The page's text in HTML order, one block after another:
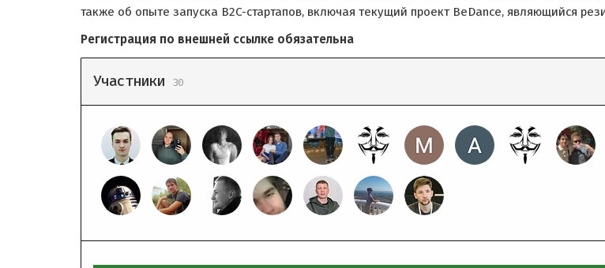
также об опыте запуска B2C-стартапов, включая текущий проект BeDance, являющийся
Регистрация по внешней ссылке обязательна
Участники 30